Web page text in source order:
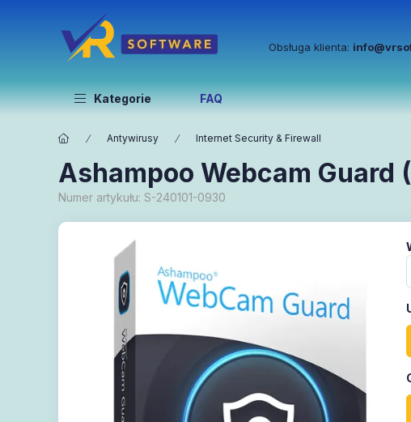
Obsługa klienta:
Kategorie FAQ
Antywirusy Internet Security & Firewall
Ashampoo Webcam Guard
Numer artykułu: S-240101-0930